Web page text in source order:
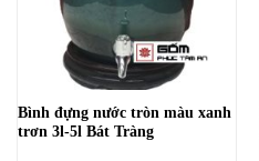
Bình đựng nước tròn màu xanh
trơn 3l-5l Bát Tràng